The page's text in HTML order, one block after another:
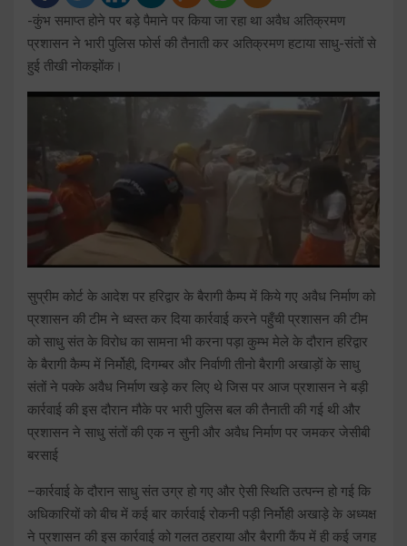
-कुंभ समाप्त होने पर बड़े पैमाने पर किया जा रहा था अवैध अतिक्रमण
प्रशासन ने भारी पुलिस फोर्स की तैनाती कर अतिक्रमण हटाया साधु-संतों से
हुई तीखी नोकझोंक।
सुप्रीम कोर्ट के आदेश पर हरिद्वार के बैरागी कैम्प में किये गए अवैध निर्माण को
प्रशासन की टीम ने ध्वस्त कर दिया कार्रवाई करने पहुँची प्रशासन की टीम
को साधु संत के विरोध का सामना भी करना पड़ा कुम्भ मेले के दौरान हरिद्वार
के बैरागी कैम्प में निर्मोही, दिगम्बर और निर्वाणी तीनो बैरागी अखाड़ों के साधु
संतों ने पक्के अवैध निर्माण खड़े कर लिए थे जिस पर आज प्रशासन ने बड़ी
कार्रवाई की इस दौरान मौके पर भारी पुलिस बल की तैनाती की गई थी और
प्रशासन ने साधु संतों की एक न सुनी और अवैध निर्माण पर जमकर जेसीबी
बरसाई
–कार्रवाई के दौरान साधु संत उग्र हो गए और ऐसी स्थिति उत्पन्न हो गई कि
अधिकारियों को बीच में कई बार कार्रवाई रोकनी पड़ी निर्मोही अखाड़े के अध्यक्ष
ने प्रशासन की इस कार्रवाई को गलत ठहराया और बैरागी कैंप में ही कई जगह